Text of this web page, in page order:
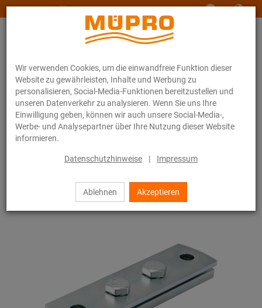
Wir verwenden Cookies, um die einwandfreie Funktion dieser
Website zu gewährleisten, Inhalte und Werbung zu
personalisieren, Social-Media-Funktionen bereitzustellen und
unseren Datenverkehr zu analysieren. Wenn Sie uns Ihre
Einwilligung geben, können wir auch unsere Social-Media-,
Werbe- und Analysepartner über Ihre Nutzung dieser Website
informieren.
Datenschutzhinweise | Impressum
Ablehnen Akzeptieren
www.muepro-maritim.com
Online-Katalog Befestigungstechnik
Fest- und Lospunkte
MPC-Gleitkörper